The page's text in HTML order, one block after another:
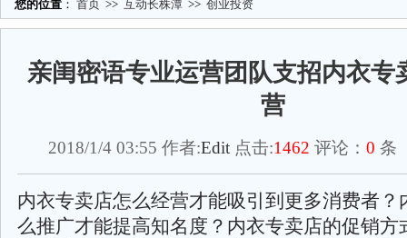
您的位置 ： 首页 >> 互动长株潭 >> 创业投资
亲闺密语专业运营团队支招内衣专
营
2018/1/4 03:55 作者:Edit 点击:1462 评论： 0 条
内衣专卖店怎么经营才能吸引到更多消费者？
么推广才能提高知名度？内衣专卖店的促销方